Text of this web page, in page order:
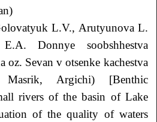
L.V., Аrutyunova L.
Donnye soobshhestva
oz. Sevan v otsenke kachestva
Аrgichi) [Benthic
rivers of the basin of Lake
of the quality of waters